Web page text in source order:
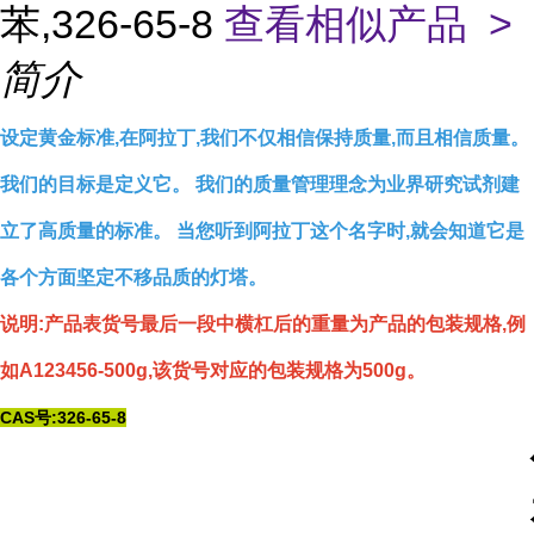
苯,326-65-8 查看相似产品 >
简介
设定黄金标准,在阿拉丁,我们不仅相信保持质量,而且相信质量。
我们的目标是定义它。 我们的质量管理理念为业界研究试剂建
立了高质量的标准。 当您听到阿拉丁这个名字时,就会知道它是
各个方面坚定不移品质的灯塔。
说明:产品表货号最后一段中横杠后的重量为产品的包装规格,例
如A123456-500g,该货号对应的包装规格为500g。
CAS号:326-65-8